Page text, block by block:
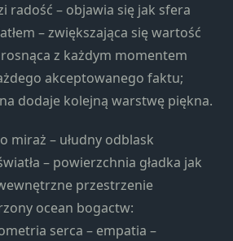
radość – objawia się jak sfera
– zwiększająca się wartość
z każdym momentem
akceptowanego faktu;
dodaje kolejną warstwę piękna.
miraż – ułudny odblask
– powierzchnia gładka jak
przestrzenie
ocean bogactw:
serca – empatia –
strony, zwiększasz
szansę na
zobaczenie
spersonalizowanych
treści i ofert.